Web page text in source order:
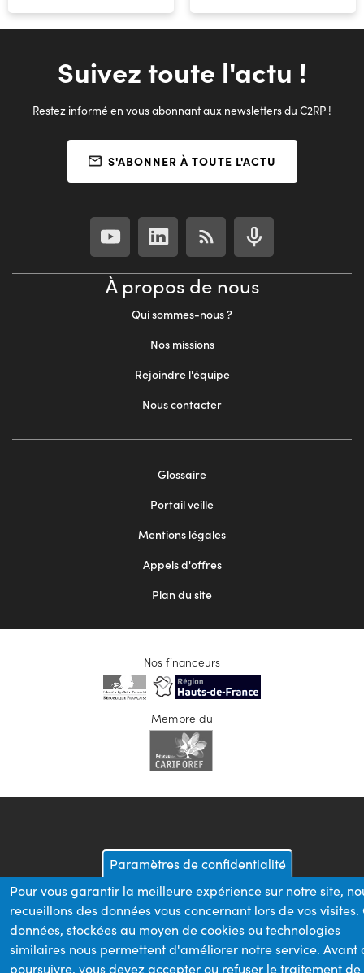
Suivez toute l'actu !
Restez informé en vous abonnant aux newsletters du C2RP !
S'ABONNER À TOUTE L'ACTU
À propos de nous
Qui sommes-nous ?
Nos missions
Rejoindre l'équipe
Nous contacter
Glossaire
Portail veille
Mentions légales
Appels d'offres
Plan du site
Nos financeurs
Membre du
Paramètres de confidentialité
Pour vous garantir la meilleure expérience sur notre site,
recueillons des données vous concernant lors de vos visites.
données, stockées au moyen de cookies ou technologies
similaires nous permettent d'améliorer notre service. Avant
poursuivre, vous devez accepter ou refuser le traitement de